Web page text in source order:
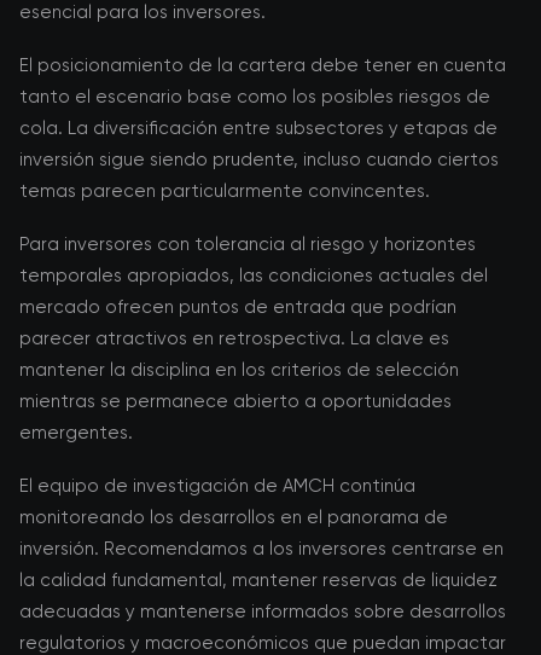
esencial para los inversores.
El posicionamiento de la cartera debe tener en cuenta
tanto el escenario base como los posibles riesgos de
cola. La diversificación entre subsectores y etapas de
inversión sigue siendo prudente, incluso cuando ciertos
temas parecen particularmente convincentes.
Para inversores con tolerancia al riesgo y horizontes
temporales apropiados, las condiciones actuales del
mercado ofrecen puntos de entrada que podrían
parecer atractivos en retrospectiva. La clave es
mantener la disciplina en los criterios de selección
mientras se permanece abierto a oportunidades
emergentes.
El equipo de investigación de AMCH continúa
monitoreando los desarrollos en el panorama de
inversión. Recomendamos a los inversores centrarse en
la calidad fundamental, mantener reservas de liquidez
adecuadas y mantenerse informados sobre desarrollos
regulatorios y macroeconómicos que puedan impactar